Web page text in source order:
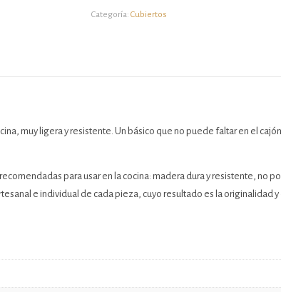
Categoría: Cubiertos
muy ligera y resistente. Un básico que no puede faltar en el
para usar en la cocina: madera dura y resistente, no
e individual de cada pieza, cuyo resultado es la originalidad